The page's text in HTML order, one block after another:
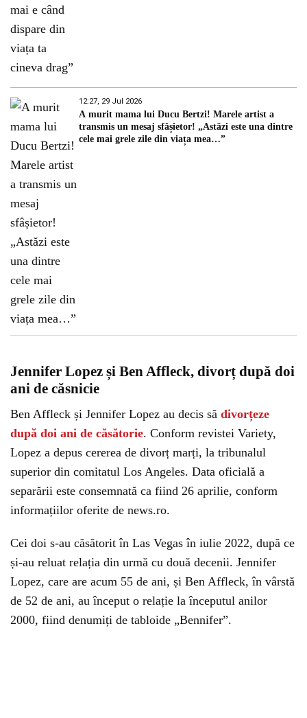
12:27, 29 Jul 2026
A murit mama lui Ducu Bertzi! Marele artist a
transmis un mesaj sfâșietor! „Astăzi este una dintre
cele mai grele zile din viața mea…”
Jennifer Lopez și Ben Affleck, divorț după doi
ani de căsnicie
Ben Affleck și Jennifer Lopez au decis să divorțeze
după doi ani de căsătorie. Conform revistei Variety,
Lopez a depus cererea de divorț marți, la tribunalul
superior din comitatul Los Angeles. Data oficială a
separării este consemnată ca fiind 26 aprilie, conform
informațiilor oferite de news.ro.
Cei doi s-au căsătorit în Las Vegas în iulie 2022, după ce
și-au reluat relația din urmă cu două decenii. Jennifer
Lopez, care are acum 55 de ani, și Ben Affleck, în vârstă
de 52 de ani, au început o relație la începutul anilor
2000, fiind denumiți de tabloide „Bennifer”.